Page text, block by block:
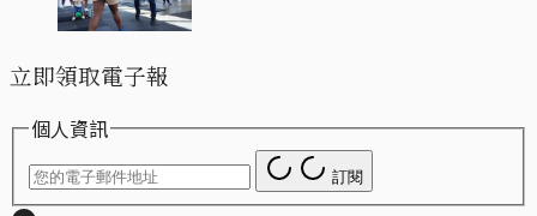
立即領取電子報
個人資訊
訂閱